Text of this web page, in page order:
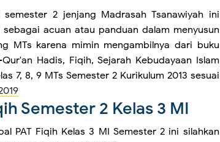
2 jenjang Madrasah Tsanawiyah ini
acuan atau panduan dalam menyusun
MTs karena mimin mengambilnya dari buku
Hadis, Fiqih, Sejarah Kebudayaan Islam
7, 8, 9 MTs Semester 2 Kurikulum 2013 sesuai
Semester 2 Kelas 3 MI
PAT Fiqih Kelas 3 MI Semester 2 ini silahkan